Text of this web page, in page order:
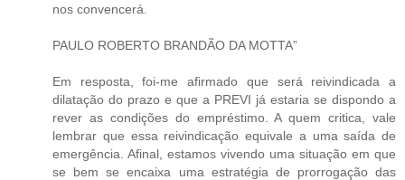
nos convencerá.
PAULO ROBERTO BRANDÃO DA MOTTA”
Em resposta, foi-me afirmado que será reivindicada a
dilatação do prazo e que a PREVI já estaria se dispondo a
rever as condições do empréstimo. A quem critica, vale
lembrar que essa reivindicação equivale a uma saída de
emergência. Afinal, estamos vivendo uma situação em que
se bem se encaixa uma estratégia de prorrogação das